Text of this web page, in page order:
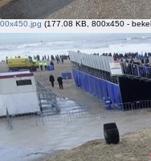
(177.08 KB, 800x450 -